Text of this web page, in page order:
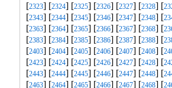
[2323] [2324] [2325] [2326] [2327] [2328] [
[2343] [2344] [2345] [2346] [2347] [2348] [
[2363] [2364] [2365] [2366] [2367] [2368] [
[2383] [2384] [2385] [2386] [2387] [2388] [
[2403] [2404] [2405] [2406] [2407] [2408] [
[2423] [2424] [2425] [2426] [2427] [2428] [
[2443] [2444] [2445] [2446] [2447] [2448] [
[2463] [2464] [2465] [2466] [2467] [2468] [